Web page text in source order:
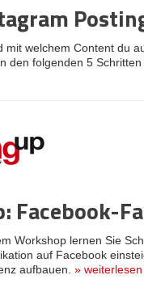
mit welchem Content du
den folgenden 5 Schritten
Facebook-
Workshop lernen Sie
auf Facebook
aufbauen. » weiterlesen